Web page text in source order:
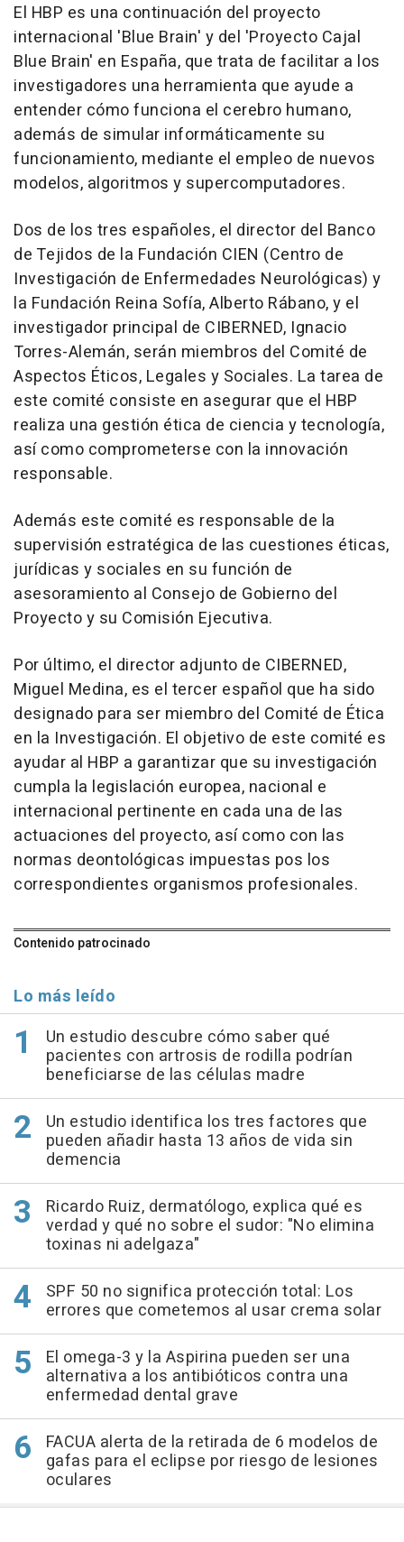
El HBP es una continuación del proyecto
internacional 'Blue Brain' y del 'Proyecto Cajal
Blue Brain' en España, que trata de facilitar a los
investigadores una herramienta que ayude a
entender cómo funciona el cerebro humano,
además de simular informáticamente su
funcionamiento, mediante el empleo de nuevos
modelos, algoritmos y supercomputadores.
Dos de los tres españoles, el director del Banco
de Tejidos de la Fundación CIEN (Centro de
Investigación de Enfermedades Neurológicas) y
la Fundación Reina Sofía, Alberto Rábano, y el
investigador principal de CIBERNED, Ignacio
Torres-Alemán, serán miembros del Comité de
Aspectos Éticos, Legales y Sociales. La tarea de
este comité consiste en asegurar que el HBP
realiza una gestión ética de ciencia y tecnología,
así como comprometerse con la innovación
responsable.
Además este comité es responsable de la
supervisión estratégica de las cuestiones éticas,
jurídicas y sociales en su función de
asesoramiento al Consejo de Gobierno del
Proyecto y su Comisión Ejecutiva.
Por último, el director adjunto de CIBERNED,
Miguel Medina, es el tercer español que ha sido
designado para ser miembro del Comité de Ética
en la Investigación. El objetivo de este comité es
ayudar al HBP a garantizar que su investigación
cumpla la legislación europea, nacional e
internacional pertinente en cada una de las
actuaciones del proyecto, así como con las
normas deontológicas impuestas pos los
correspondientes organismos profesionales.
Contenido patrocinado
Lo más leído
Un estudio descubre cómo saber qué
pacientes con artrosis de rodilla podrían
beneficiarse de las células madre
Un estudio identifica los tres factores que
pueden añadir hasta 13 años de vida sin
demencia
Ricardo Ruiz, dermatólogo, explica qué es
verdad y qué no sobre el sudor: "No elimina
toxinas ni adelgaza"
SPF 50 no significa protección total: Los
errores que cometemos al usar crema solar
El omega-3 y la Aspirina pueden ser una
alternativa a los antibióticos contra una
enfermedad dental grave
FACUA alerta de la retirada de 6 modelos de
gafas para el eclipse por riesgo de lesiones
oculares